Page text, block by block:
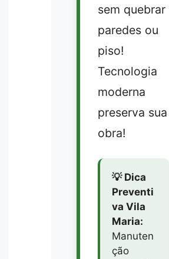
sem quebrar
paredes ou
piso!
Tecnologia
moderna
preserva sua
obra!
💡 Dica
Preventi
va Vila
Maria:
Manuten
ção